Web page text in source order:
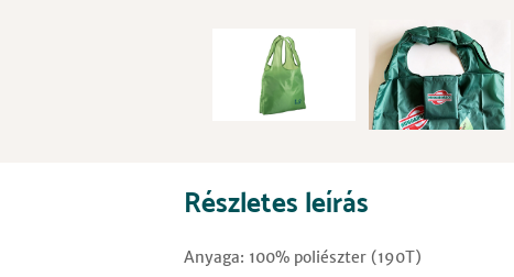
Részletes leírás
Anyaga: 100% poliészter (190T)